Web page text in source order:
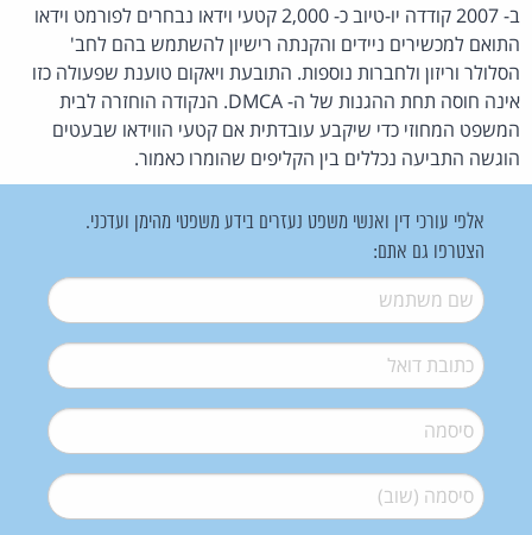
ב- 2007 קודדה יו-טיוב כ- 2,000 קטעי וידאו נבחרים לפורמט וידאו
התואם למכשירים ניידים והקנתה רישיון להשתמש בהם לחב'
הסלולר וריזון ולחברות נוספות. התובעת ויאקום טוענת שפעולה כזו
אינה חוסה תחת ההגנות של ה- DMCA. הנקודה הוחזרה לבית
המשפט המחוזי כדי שיקבע עובדתית אם קטעי הווידאו שבעטים
הוגשה התביעה נכללים בין הקליפים שהומרו כאמור.
אלפי עורכי דין ואנשי משפט נעזרים בידע משפטי מהימן ועדכני.
הצטרפו גם אתם:
שם משתמש*
דואל*
סיסמה*
סיסמה (שוב)*